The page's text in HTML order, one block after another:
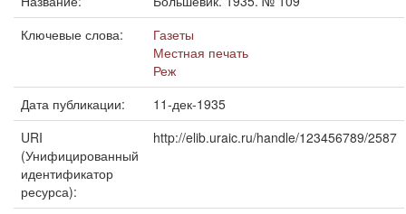
Ключевые слова:
Газеты
Местная печать
Реж
Дата публикации:
11-дек-1935
URI
(Унифицированный
идентификатор
ресурса):
http://elib.uraic.ru/handle/123456789/2587